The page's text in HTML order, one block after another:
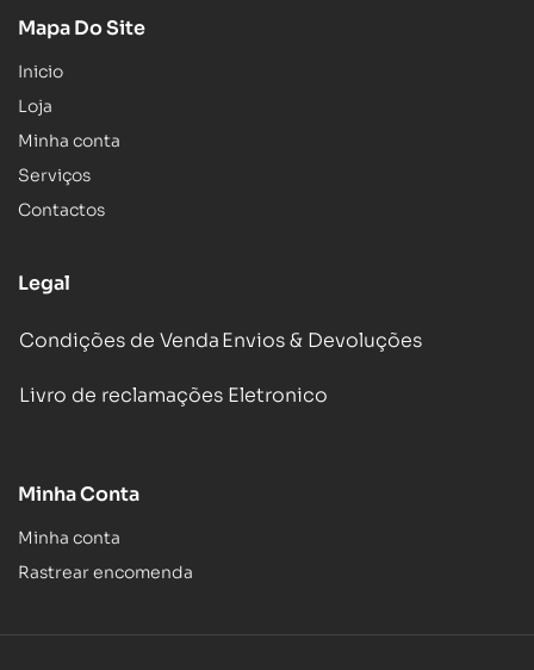
Mapa Do Site
Inicio
Loja
Minha conta
Serviços
Contactos
Legal
Condições de VendaEnvios & Devoluções
Livro de reclamações Eletronico
Minha Conta
Minha conta
Rastrear encomenda